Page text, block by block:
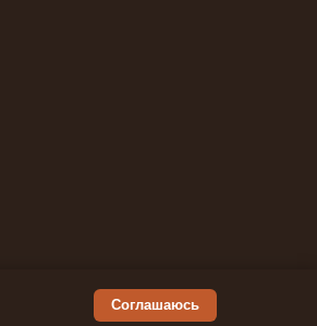
Политика конфиденциальности
Соглашаюсь